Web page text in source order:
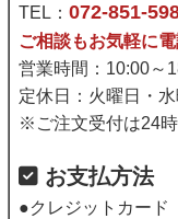
TEL： 072-851-
ご相談もお気軽に
営業時間：10:00～
定休日：火曜日・水
※ご注文受付は24
お支払方法
●クレジットカード